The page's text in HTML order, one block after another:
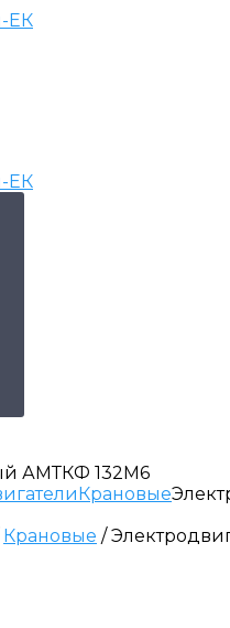
АМТКФ 132М6
Крановые
Крановые /